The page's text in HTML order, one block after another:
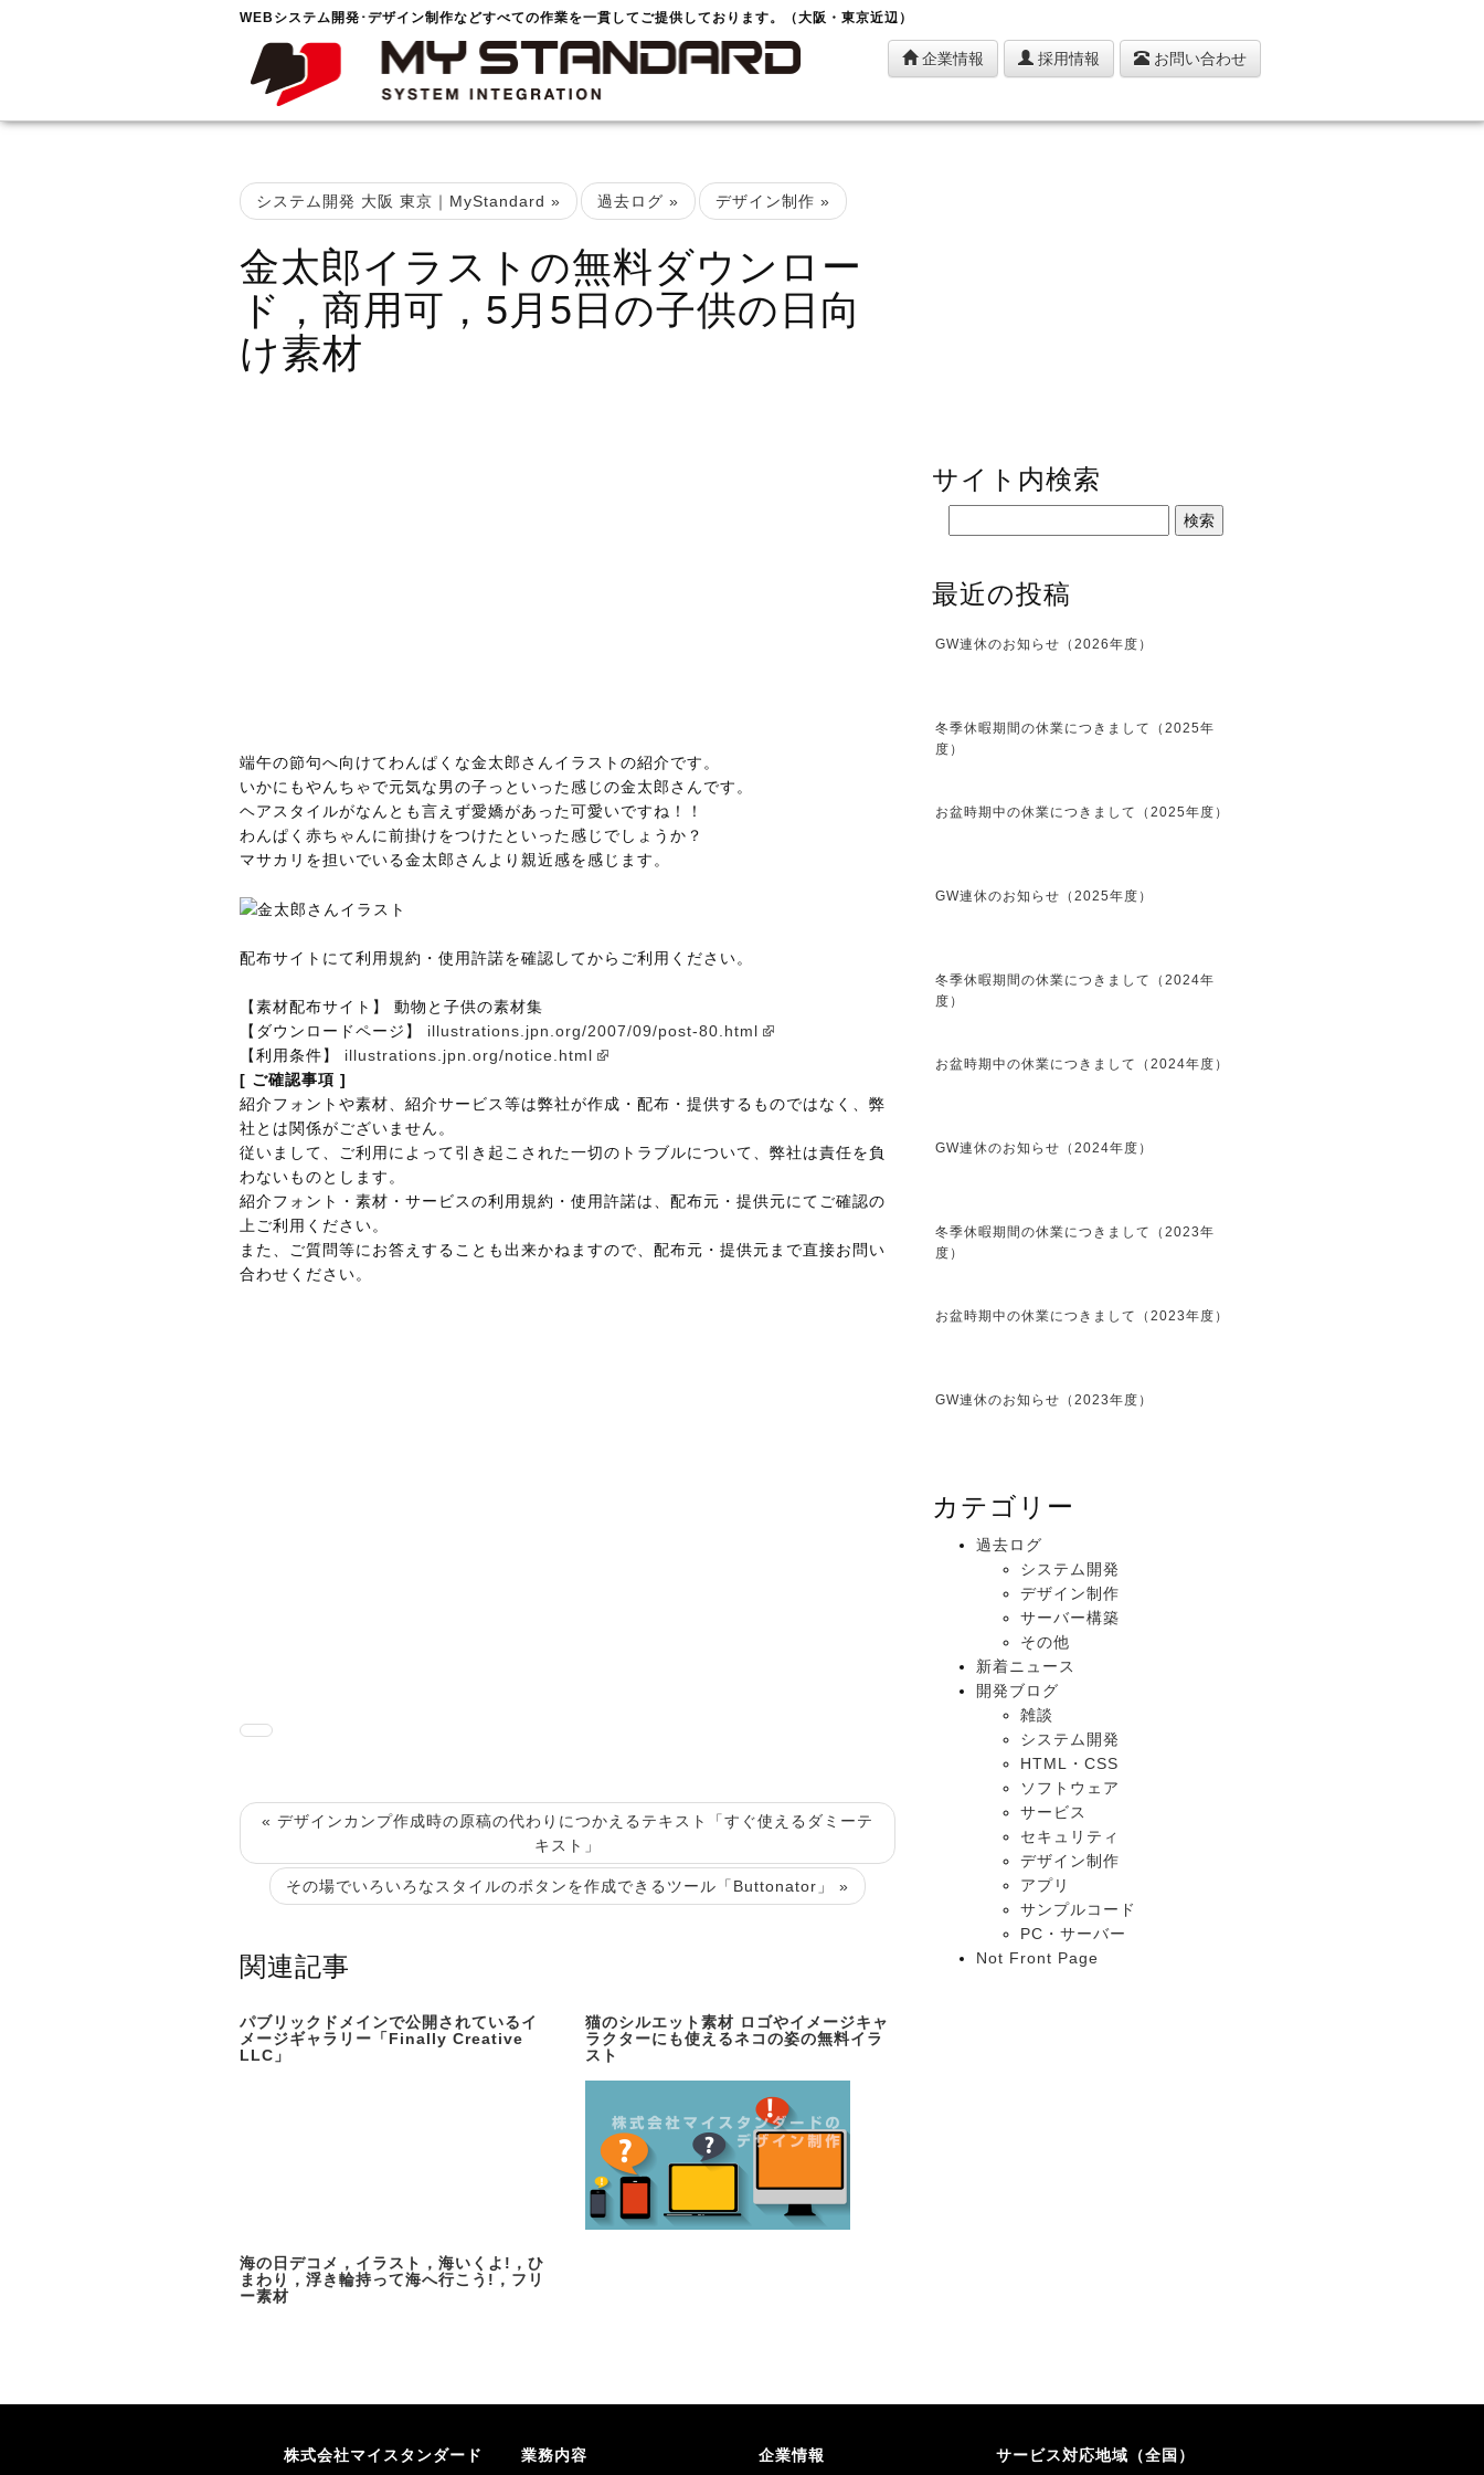
WEBシステム開発･デザイン制作などすべての作業を一貫してご提供しております。（大阪・東京近辺）
企業情報 採用情報 お問い合わせ
システム開発 大阪 東京｜MyStandard » 過去ログ » デザイン制作 »
金太郎イラストの無料ダウンロー
ド，商用可，5月5日の子供の日向
け素材
端午の節句へ向けてわんぱくな金太郎さんイラストの紹介です。
いかにもやんちゃで元気な男の子っといった感じの金太郎さんです。
ヘアスタイルがなんとも言えず愛嬌があった可愛いですね！！
わんぱく赤ちゃんに前掛けをつけたといった感じでしょうか？
マサカリを担いでいる金太郎さんより親近感を感じます。
配布サイトにて利用規約・使用許諾を確認してからご利用ください。
【素材配布サイト】 動物と子供の素材集
【ダウンロードページ】 illustrations.jpn.org/2007/09/post-80.html
【利用条件】 illustrations.jpn.org/notice.html
[ ご確認事項 ]
紹介フォントや素材、紹介サービス等は弊社が作成・配布・提供するものではなく、弊
社とは関係がございません。
従いまして、ご利用によって引き起こされた一切のトラブルについて、弊社は責任を負
わないものとします。
紹介フォント・素材・サービスの利用規約・使用許諾は、配布元・提供元にてご確認の
上ご利用ください。
また、ご質問等にお答えすることも出来かねますので、配布元・提供元まで直接お問い
合わせください。
« デザインカンプ作成時の原稿の代わりにつかえるテキスト「すぐ使えるダミーテ
キスト」
その場でいろいろなスタイルのボタンを作成できるツール「Buttonator」 »
関連記事
パブリックドメインで公開されているイ
メージギャラリー「Finally Creative
LLC」
猫のシルエット素材 ロゴやイメージキャ
ラクターにも使えるネコの姿の無料イラ
スト
海の日デコメ，イラスト，海いくよ!，ひ
まわり，浮き輪持って海へ行こう!，フリ
ー素材
サイト内検索
最近の投稿
GW連休のお知らせ（2026年度）
冬季休暇期間の休業につきまして（2025年
度）
お盆時期中の休業につきまして（2025年度）
GW連休のお知らせ（2025年度）
冬季休暇期間の休業につきまして（2024年
度）
お盆時期中の休業につきまして（2024年度）
GW連休のお知らせ（2024年度）
冬季休暇期間の休業につきまして（2023年
度）
お盆時期中の休業につきまして（2023年度）
GW連休のお知らせ（2023年度）
カテゴリー
過去ログ
システム開発
デザイン制作
サーバー構築
その他
新着ニュース
開発ブログ
雑談
システム開発
HTML・CSS
ソフトウェア
サービス
セキュリティ
デザイン制作
アプリ
サンプルコード
PC・サーバー
Not Front Page
株式会社マイスタンダード 業務内容 企業情報 サービス対応地域（全国）